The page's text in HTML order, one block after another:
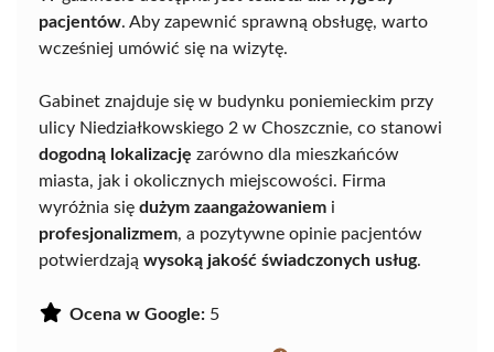
pacjentów. Aby zapewnić sprawną obsługę, warto
wcześniej umówić się na wizytę.
Gabinet znajduje się w budynku poniemieckim przy
ulicy Niedziałkowskiego 2 w Choszcznie, co stanowi
dogodną lokalizację zarówno dla mieszkańców
miasta, jak i okolicznych miejscowości. Firma
wyróżnia się dużym zaangażowaniem i
profesjonalizmem, a pozytywne opinie pacjentów
potwierdzają wysoką jakość świadczonych usług.
Ocena w Google: 5